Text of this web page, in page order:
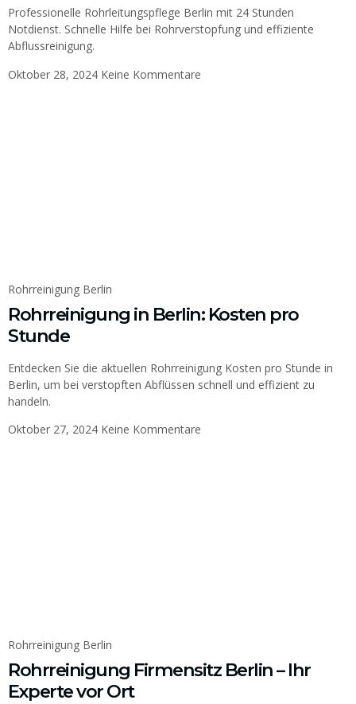
Professionelle Rohrleitungspflege Berlin mit 24 Stunden
Notdienst. Schnelle Hilfe bei Rohrverstopfung und effiziente
Abflussreinigung.
Oktober 28, 2024 Keine Kommentare
Rohrreinigung Berlin
Rohrreinigung in Berlin: Kosten pro
Stunde
Entdecken Sie die aktuellen Rohrreinigung Kosten pro Stunde in
Berlin, um bei verstopften Abflüssen schnell und effizient zu
handeln.
Oktober 27, 2024 Keine Kommentare
Rohrreinigung Berlin
Rohrreinigung Firmensitz Berlin – Ihr
Experte vor Ort